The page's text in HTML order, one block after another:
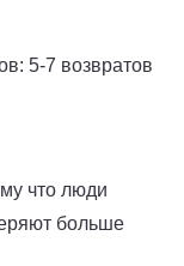
5-7 возвратов
что люди
больше